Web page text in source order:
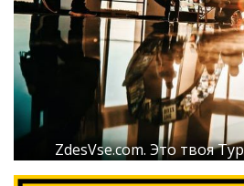
ZdesVse.com. Это твоя